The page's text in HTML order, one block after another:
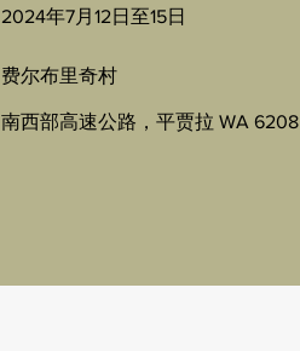
2024年7月12日至15日
费尔布里奇村
南西部高速公路，平贾拉 WA 6208